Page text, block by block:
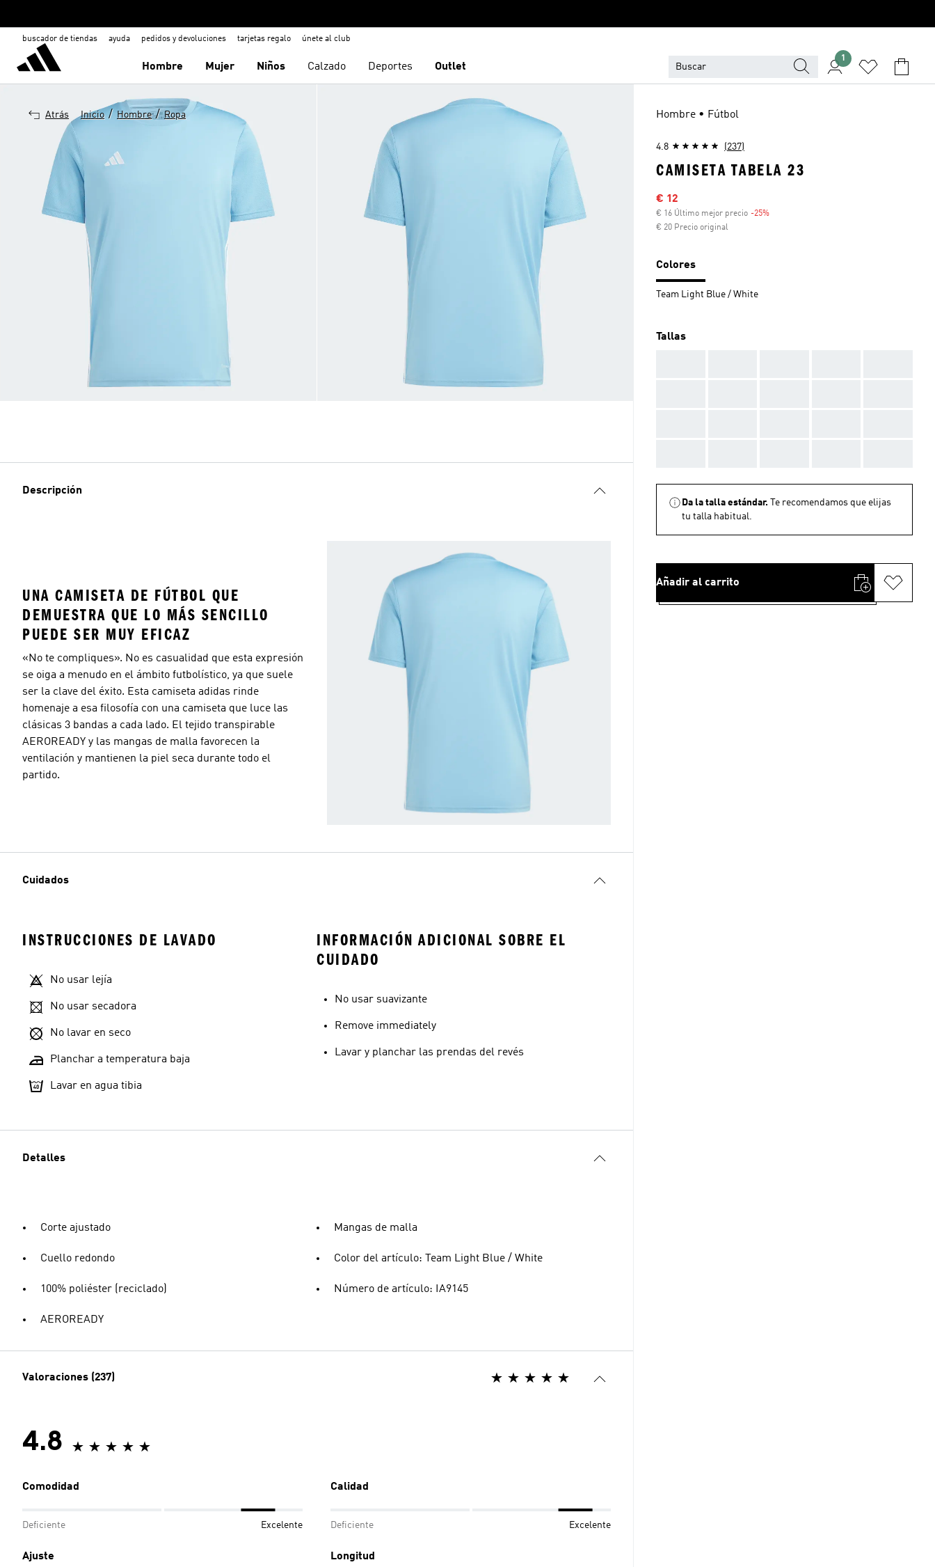
buscador de tiendas ayuda pedidos y devoluciones tarjetas regalo únete al club
Hombre Mujer Niños Calzado Deportes Outlet
1
Atrás Inicio / Hombre / Ropa
Descripción
UNA CAMISETA DE FÚTBOL QUE
DEMUESTRA QUE LO MÁS SENCILLO
PUEDE SER MUY EFICAZ
«No te compliques». No es casualidad que esta expresión
se oiga a menudo en el ámbito futbolístico, ya que suele
ser la clave del éxito. Esta camiseta adidas rinde
homenaje a esa filosofía con una camiseta que luce las
clásicas 3 bandas a cada lado. El tejido transpirable
AEROREADY y las mangas de malla favorecen la
ventilación y mantienen la piel seca durante todo el
partido.
Cuidados
INSTRUCCIONES DE LAVADO
No usar lejía
No usar secadora
No lavar en seco
Planchar a temperatura baja
Lavar en agua tibia
INFORMACIÓN ADICIONAL SOBRE EL
CUIDADO
No usar suavizante
Remove immediately
Lavar y planchar las prendas del revés
Detalles
Corte ajustado
Cuello redondo
100% poliéster (reciclado)
AEROREADY
Mangas de malla
Color del artículo: Team Light Blue / White
Número de artículo: IA9145
Valoraciones (237)
4.8
Comodidad
Deficiente Excelente
Calidad
Deficiente Excelente
Ajuste Longitud
Hombre • Fútbol
4.8 (237)
CAMISETA TABELA 23
Precio rebajado
€ 12
€ 16 Último mejor precio -25%
€ 20 Precio original
Colores
Team Light Blue / White
Tallas
Da la talla estándar.
Te recomendamos que elijas
tu talla habitual.
Añadir al carrito